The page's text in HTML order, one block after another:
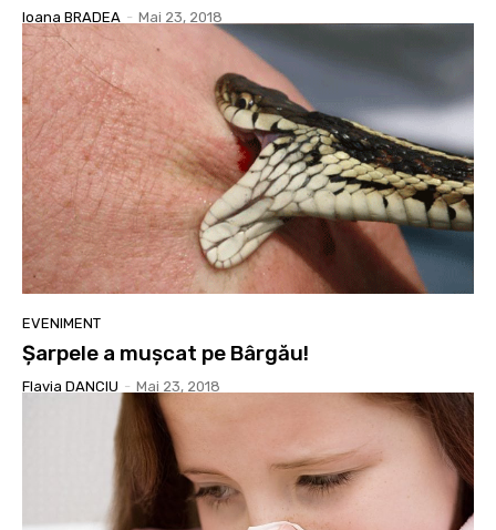
Ioana BRADEA - Mai 23, 2018
EVENIMENT
Șarpele a mușcat pe Bârgău!
Flavia DANCIU - Mai 23, 2018